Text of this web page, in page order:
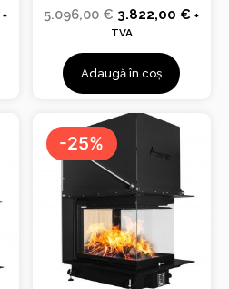
+
5.096,00€ 3.822,00€ +
TVA
Adaugă în coș
-25%
Prețul
inițial
fost:
4.452,00 €.